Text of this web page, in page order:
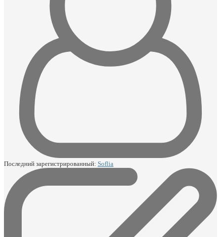
Последний зарегистрированный: Soflia